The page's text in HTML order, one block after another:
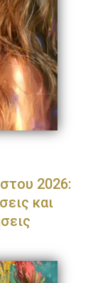
2026:
και